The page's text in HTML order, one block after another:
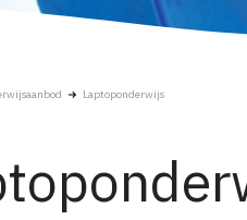
Laptoponderwijs